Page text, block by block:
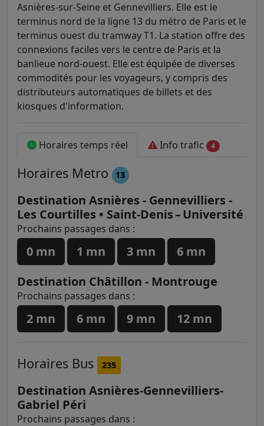
Asnières-sur-Seine et Gennevilliers. Elle est le
terminus nord de la ligne 13 du métro de Paris et le
terminus ouest du tramway T1. La station offre des
connexions faciles vers le centre de Paris et la
banlieue nord-ouest. Elle est équipée de diverses
commodités pour les voyageurs, y compris des
distributeurs automatiques de billets et des
kiosques d'information.
Horaires temps réel Info trafic 4
Horaires Metro 13
Destination Asnières - Gennevilliers -
Les Courtilles • Saint-Denis – Université
Prochains passages dans :
0 mn 1 mn 3 mn
6 mn
Destination Châtillon - Montrouge
Prochains passages dans :
2 mn 6 mn 9 mn 12 mn
Horaires Bus 235
Destination Asnières-Gennevilliers-
Gabriel Péri
Prochains passages dans :